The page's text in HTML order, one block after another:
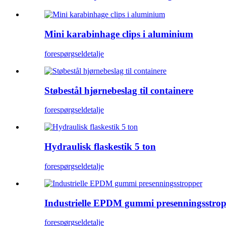
Mini karabinhage clips i aluminium
forespørgseldetalje
Støbestål hjørnebeslag til containere
forespørgseldetalje
Hydraulisk flaskestik 5 ton
forespørgseldetalje
Industrielle EPDM gummi
forespørgseldetalje